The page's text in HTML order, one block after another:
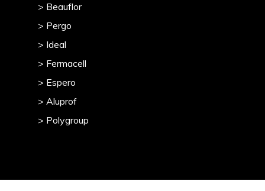
> Beauflor
> Pergo
> Ideal
> Fermacell
> Espero
> Aluprof
> Polygroup